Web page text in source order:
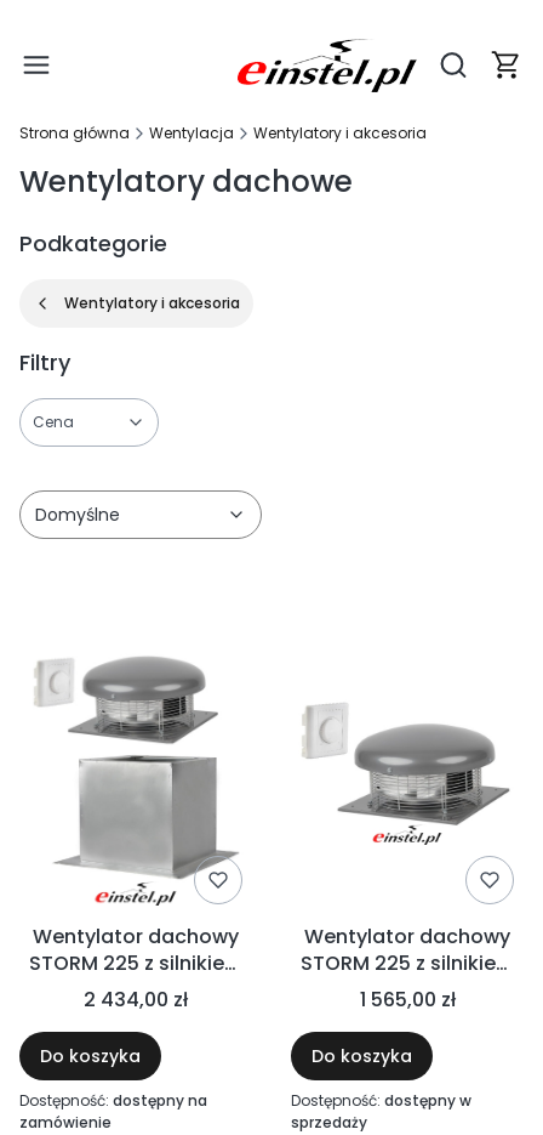
Otwórz
Strona główna Wentylacja Wentylatory i akcesoria
Wentylatory dachowe
Podkategorie
Wentylatory i akcesoria
Filtry
Cena
Domyślne
Wentylator dachowy
STORM 225 z silnikiem
EC - 950m3/h +
PODSTAWA DACHOWA
KĄTOWA + REGULATOR
OBROTÓW
2 434,00 zł
Do koszyka
Dostępność: dostępny na
zamówienie
Wentylator dachowy
STORM 225 z silnikiem
EC - 950m3/h z
płynnym regulatorem
obrotów -
elektroniczna kontrola
obrotów
1 565,00 zł
Do koszyka
Dostępność: dostępny w
sprzedaży